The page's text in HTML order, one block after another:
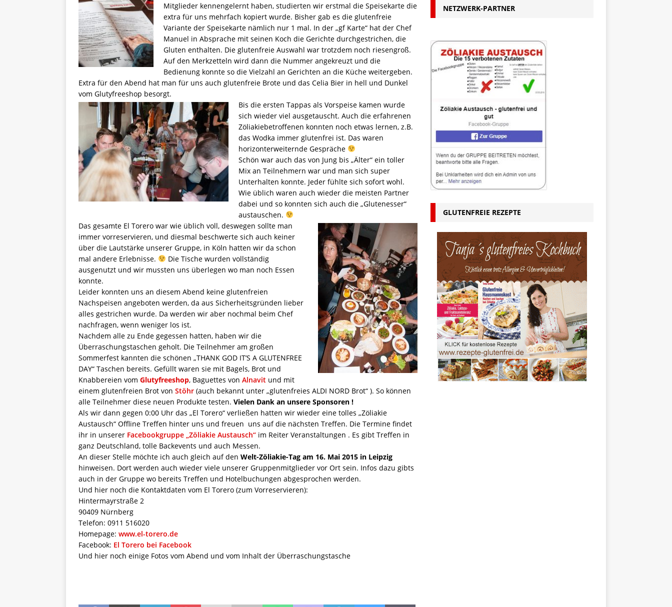
Mitglieder kennengelernt haben, studierten wir erstmal die Speisekarte die
extra für uns mehrfach kopiert wurde. Bisher gab es die glutenfreie
Variante der Speisekarte nämlich nur 1 mal. In der „gf Karte“ hat der Chef
Manuel in Absprache mit seinen Koch die Gerichte durchgestrichen, die
Gluten enthalten. Die glutenfreie Auswahl war trotzdem noch riesengroß.
Auf den Merkzetteln wird dann die Nummer angekreuzt und die
Bedienung konnte so die Vielzahl an Gerichten an die Küche weitergeben.
Extra für den Abend hat man für uns auch glutenfreie Brote und das Celia Bier in hell und Dunkel
vom Glutyfreeshop besorgt.
Bis die ersten Tappas als Vorspeise kamen wurde
sich wieder viel ausgetauscht. Auch die erfahrenen
Zöliakiebetroffenen konnten noch etwas lernen, z.B.
das Wodka immer glutenfrei ist. Das waren
horizonterweiternde Gespräche
Schön war auch das von Jung bis „Älter“ ein toller
Mix an Teilnehmern war und man sich super
Unterhalten konnte. Jeder fühlte sich sofort wohl.
Wie üblich waren auch wieder die meisten Partner
dabei und so konnten sich auch die „Glutenesser“
austauschen.
Das gesamte El Torero war wie üblich voll, deswegen sollte man
immer vorreservieren, und diesmal beschwerte sich auch keiner
über die Lautstärke unserer Gruppe, in Köln hatten wir da schon
mal andere Erlebnisse.
Die Tische wurden vollständig
ausgenutzt und wir mussten uns überlegen wo man noch Essen
konnte.
Leider konnten uns an diesem Abend keine glutenfreien
Nachspeisen angeboten werden, da aus Sicherheitsgründen lieber
alles gestrichen wurde. Da werden wir aber nochmal beim Chef
nachfragen, wenn weniger los ist.
Nachdem alle zu Ende gegessen hatten, haben wir die
Überraschungstaschen geholt. Die Teilnehmer am großen
Sommerfest kannten die schönen „THANK GOD IT’S A GLUTENFREE
DAY“ Taschen bereits. Gefüllt waren sie mit Bagels, Brot und
Knabbereien vom Glutyfreeshop, Baguettes von Alnavit und mit
einem glutenfreien Brot von Stöhr (auch bekannt unter „glutenfreies ALDI NORD Brot“ ). So können
alle Teilnehmer diese neuen Produkte testen. Vielen Dank an unsere Sponsoren !
Als wir dann gegen 0:00 Uhr das „El Torero“ verließen hatten wir wieder eine tolles „Zöliakie
Austausch“ Offline Treffen hinter uns und freuen uns auf die nächsten Treffen. Die Termine findet
ihr in unserer Facebookgruppe „Zöliakie Austausch“ im Reiter Veranstaltungen . Es gibt Treffen in
ganz Deutschland, tolle Backevents und auch Messen.
An dieser Stelle möchte ich auch gleich auf den Welt-Zöliakie-Tag am 16. Mai 2015 in Leipzig
hinweisen. Dort werden auch wieder viele unserer Gruppenmitglieder vor Ort sein. Infos dazu gibts
auch in der Gruppe wo bereits Treffen und Hotelbuchungen abgesprochen werden.
Und hier noch die Kontaktdaten vom El Torero (zum Vorreservieren):
Hintermayrstraße 2
90409 Nürnberg
Telefon: 0911 516020
Homepage: www.el-torero.de
Facebook: El Torero bei Facebook
Und hier noch einige Fotos vom Abend und vom Inhalt der Überraschungstasche
NETZWERK-PARTNER
GLUTENFREIE REZEPTE